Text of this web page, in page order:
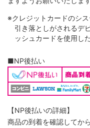
※クレジットカードのシ
引き落としがされるデ
ッシュカードを使用し
■NP後払い
【NP後払いの詳細】
商品の到着を確認してか